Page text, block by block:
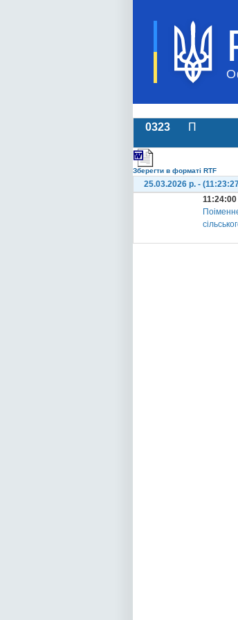
0323 П
Зберегти в форматі RTF
25.03.2026 р. -
11:24:00